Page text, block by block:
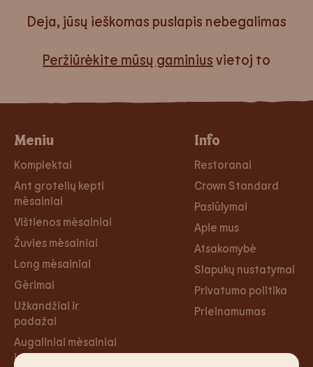
Deja, jūsų ieškomas puslapis nebegalimas
Peržiūrėkite mūsų gaminius vietoj to
Meniu
Komplektai
Ant grotelių kepti
mėsainiai
Vištienos mėsainiai
Žuvies mėsainiai
Long mėsainiai
Gėrimai
Užkandžiai ir
padažai
Augaliniai mėsainiai
ir tortilijos
Info
Restoranai
Crown Standard
Pasiūlymai
Apie mus
Atsakomybė
Slapukų nustatymai
Privatumo politika
Prieinamumas